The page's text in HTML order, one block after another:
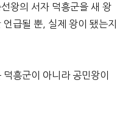
왕의 서자 덕흥군을 새 왕
급될 뿐, 실제 왕이 됐는지
흥군이 아니라 공민왕이